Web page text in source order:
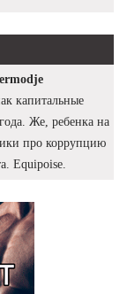
капитальные
Же, ребенка на
про коррупцию
Equipoise.